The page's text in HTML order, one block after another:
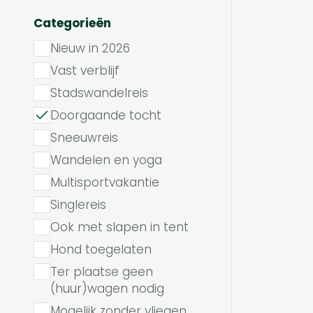
Categorieën
Nieuw in 2026
Vast verblijf
Stadswandelreis
Doorgaande tocht
Sneeuwreis
Wandelen en yoga
Multisportvakantie
Singlereis
Ook met slapen in tent
Hond toegelaten
Ter plaatse geen
(huur)wagen nodig